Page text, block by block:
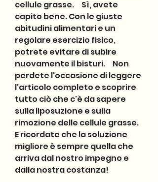
cellule grasse.     Sì, avete
capito bene. Con le giuste
abitudini alimentari e un
regolare esercizio fisico,
potrete evitare di subire
nuovamente il bisturi.     Non
perdete l'occasione di leggere
l'articolo completo e scoprire
tutto ciò che c'è da sapere
sulla liposuzione e sulla
rimozione delle cellule grasse.
E ricordate che la soluzione
migliore è sempre quella che
arriva dal nostro impegno e
dalla nostra costanza!